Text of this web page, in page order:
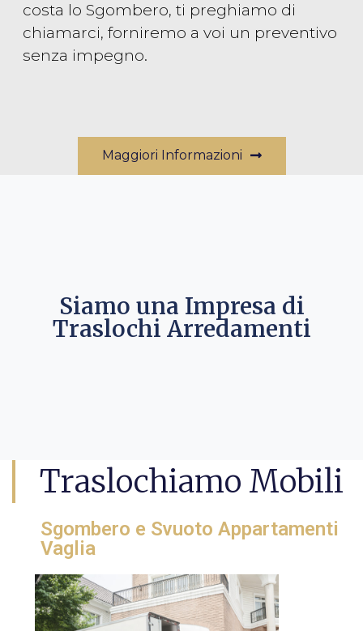
costa lo Sgombero, ti preghiamo di
chiamarci, forniremo a voi un preventivo
senza impegno.
Maggiori Informazioni
Siamo una Impresa di
Traslochi Arredamenti
Traslochiamo Mobili
Sgombero e Svuoto Appartamenti
Vaglia